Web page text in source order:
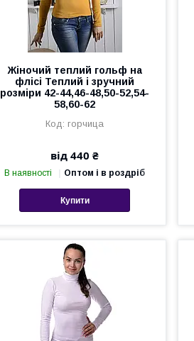
Жіночий теплий гольф на
флісі Теплий і зручний
розміри 42-44,46-48,50-52,54-
58,60-62
горчица
від 440 ₴
В наявності Оптом і в роздріб
Купити